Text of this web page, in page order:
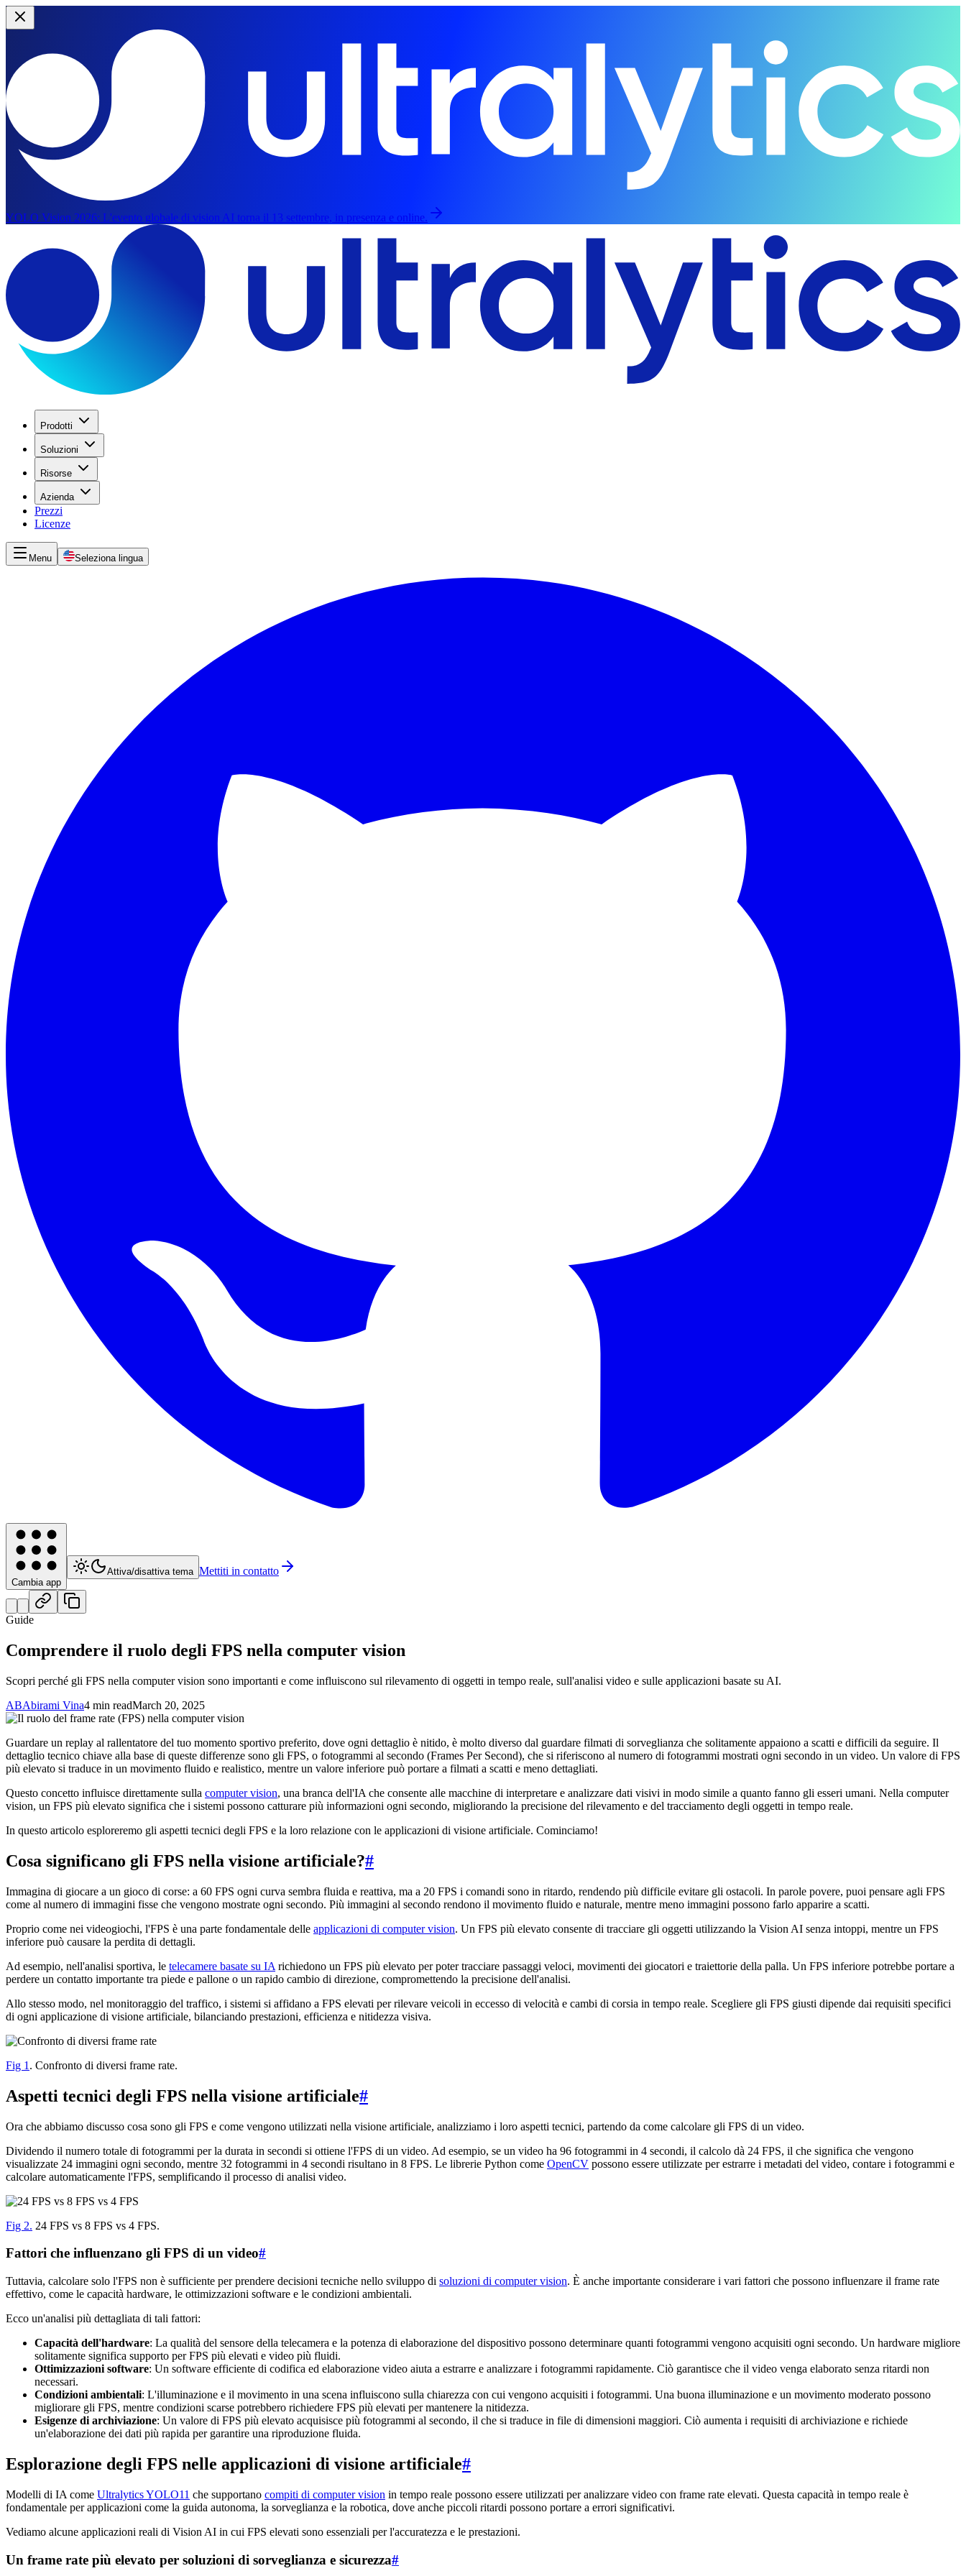
YOLO Vision 2026: L'evento globale di vision AI torna il 13 settembre, in presenza e online.
Prodotti
Soluzioni
Risorse
Azienda
Prezzi
Licenze
Menu Seleziona lingua
Cambia app
Attiva/disattiva tema Mettiti in contatto
Guide
Comprendere il ruolo degli FPS nella computer vision
Scopri perché gli FPS nella computer vision sono importanti e come influiscono sul rilevamento di oggetti in tempo reale, sull'analisi video e sulle applicazioni basate su AI.
ABAbirami Vina4 min readMarch 20, 2025
Guardare un replay al rallentatore del tuo momento sportivo preferito, dove ogni dettaglio è nitido, è molto diverso dal guardare filmati di sorveglianza che solitamente appaiono a scatti e difficili da seguire. Il
dettaglio tecnico chiave alla base di queste differenze sono gli FPS, o fotogrammi al secondo (Frames Per Second), che si riferiscono al numero di fotogrammi mostrati ogni secondo in un video. Un valore di FPS
più elevato si traduce in un movimento fluido e realistico, mentre un valore inferiore può portare a filmati a scatti e meno dettagliati.
Questo concetto influisce direttamente sulla computer vision, una branca dell'IA che consente alle macchine di interpretare e analizzare dati visivi in modo simile a quanto fanno gli esseri umani. Nella computer
vision, un FPS più elevato significa che i sistemi possono catturare più informazioni ogni secondo, migliorando la precisione del rilevamento e del tracciamento degli oggetti in tempo reale.
In questo articolo esploreremo gli aspetti tecnici degli FPS e la loro relazione con le applicazioni di visione artificiale. Cominciamo!
Cosa significano gli FPS nella visione artificiale?#
Immagina di giocare a un gioco di corse: a 60 FPS ogni curva sembra fluida e reattiva, ma a 20 FPS i comandi sono in ritardo, rendendo più difficile evitare gli ostacoli. In parole povere, puoi pensare agli FPS
come al numero di immagini fisse che vengono mostrate ogni secondo. Più immagini al secondo rendono il movimento fluido e naturale, mentre meno immagini possono farlo apparire a scatti.
Proprio come nei videogiochi, l'FPS è una parte fondamentale delle applicazioni di computer vision. Un FPS più elevato consente di tracciare gli oggetti utilizzando la Vision AI senza intoppi, mentre un FPS
inferiore può causare la perdita di dettagli.
Ad esempio, nell'analisi sportiva, le telecamere basate su IA richiedono un FPS più elevato per poter tracciare passaggi veloci, movimenti dei giocatori e traiettorie della palla. Un FPS inferiore potrebbe portare a
perdere un contatto importante tra piede e pallone o un rapido cambio di direzione, compromettendo la precisione dell'analisi.
Allo stesso modo, nel monitoraggio del traffico, i sistemi si affidano a FPS elevati per rilevare veicoli in eccesso di velocità e cambi di corsia in tempo reale. Scegliere gli FPS giusti dipende dai requisiti specifici
di ogni applicazione di visione artificiale, bilanciando prestazioni, efficienza e nitidezza visiva.
Fig 1 . Confronto di diversi frame rate.
Aspetti tecnici degli FPS nella visione artificiale#
Ora che abbiamo discusso cosa sono gli FPS e come vengono utilizzati nella visione artificiale, analizziamo i loro aspetti tecnici, partendo da come calcolare gli FPS di un video.
Dividendo il numero totale di fotogrammi per la durata in secondi si ottiene l'FPS di un video. Ad esempio, se un video ha 96 fotogrammi in 4 secondi, il calcolo dà 24 FPS, il che significa che vengono
visualizzate 24 immagini ogni secondo, mentre 32 fotogrammi in 4 secondi risultano in 8 FPS. Le librerie Python come OpenCV possono essere utilizzate per estrarre i metadati del video, contare i fotogrammi e
calcolare automaticamente l'FPS, semplificando il processo di analisi video.
Fig 2. 24 FPS vs 8 FPS vs 4 FPS.
Fattori che influenzano gli FPS di un video#
Tuttavia, calcolare solo l'FPS non è sufficiente per prendere decisioni tecniche nello sviluppo di soluzioni di computer vision. È anche importante considerare i vari fattori che possono influenzare il frame rate
effettivo, come le capacità hardware, le ottimizzazioni software e le condizioni ambientali.
Ecco un'analisi più dettagliata di tali fattori:
Capacità dell'hardware: La qualità del sensore della telecamera e la potenza di elaborazione del dispositivo possono determinare quanti fotogrammi vengono acquisiti ogni secondo. Un hardware migliore
solitamente significa supporto per FPS più elevati e video più fluidi.
Ottimizzazioni software: Un software efficiente di codifica ed elaborazione video aiuta a estrarre e analizzare i fotogrammi rapidamente. Ciò garantisce che il video venga elaborato senza ritardi non
necessari.
Condizioni ambientali: L'illuminazione e il movimento in una scena influiscono sulla chiarezza con cui vengono acquisiti i fotogrammi. Una buona illuminazione e un movimento moderato possono
migliorare gli FPS, mentre condizioni scarse potrebbero richiedere FPS più elevati per mantenere la nitidezza.
Esigenze di archiviazione: Un valore di FPS più elevato acquisisce più fotogrammi al secondo, il che si traduce in file di dimensioni maggiori. Ciò aumenta i requisiti di archiviazione e richiede
un'elaborazione dei dati più rapida per garantire una riproduzione fluida.
Esplorazione degli FPS nelle applicazioni di visione artificiale#
Modelli di IA come Ultralytics YOLO11 che supportano compiti di computer vision in tempo reale possono essere utilizzati per analizzare video con frame rate elevati. Questa capacità in tempo reale è
fondamentale per applicazioni come la guida autonoma, la sorveglianza e la robotica, dove anche piccoli ritardi possono portare a errori significativi.
Vediamo alcune applicazioni reali di Vision AI in cui FPS elevati sono essenziali per l'accuratezza e le prestazioni.
Un frame rate più elevato per soluzioni di sorveglianza e sicurezza#